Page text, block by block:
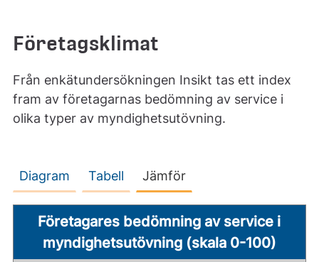
Företagsklimat
Från enkätundersökningen Insikt tas ett index
fram av företagarnas bedömning av service i
olika typer av myndighetsutövning.
Diagram Tabell Jämför
Företagares bedömning av service i
myndighetsutövning (skala 0-100)